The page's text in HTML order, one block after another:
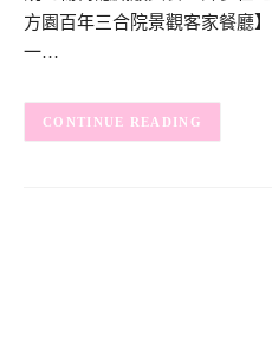
方園百年三合院景觀客家餐廳
一…
CONTINUE READING